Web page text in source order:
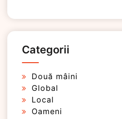
Categorii
Două mâini
Global
Local
Oameni